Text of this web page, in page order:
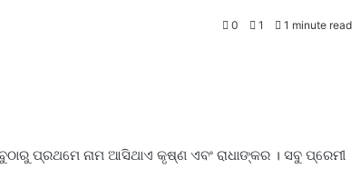
0 1 1 minute read
ପ୍ରଥମେ ନାମ ଆସିଥାଏ କୃଷ୍ଣ ଏବଂ ରାଧାଙ୍କର । ସବୁ ପ୍ରେମୀ